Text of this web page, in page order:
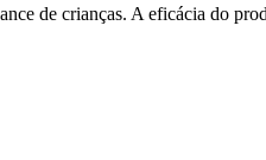
de crianças. A eficácia do